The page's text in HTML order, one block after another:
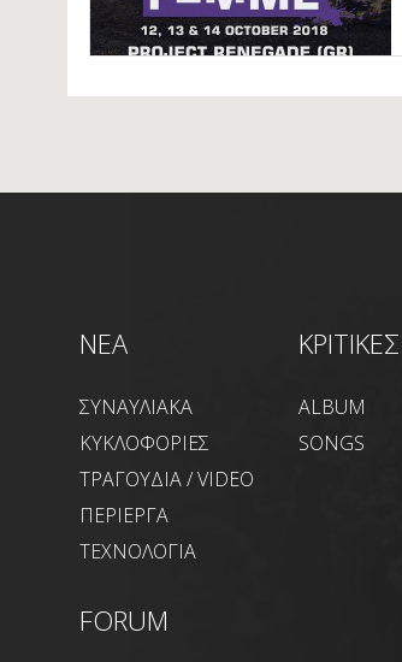
NEA
ΣΥΝΑΥΛΙΑΚΑ
ΚΥΚΛΟΦΟΡΙΕΣ
ΤΡΑΓΟΥΔΙΑ / VIDEO
ΠΕΡΙΕΡΓΑ
ΤΕΧΝΟΛΟΓΙΑ
ΚΡΙΤΙΚΕΣ
ALBUM
SONGS
FORUM